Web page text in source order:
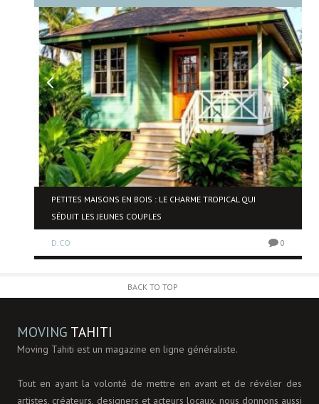
PETITES MAISONS EN BOIS : LE CHARME TROPICAL QUI
SÉDUIT LES JEUNES COUPLES
D.CO 0
BACK TO TOP
MOVING TAHITI
Moving Tahiti est un magazine en ligne généraliste.
Tout en ayant la volonté de mettre en avant et de révéler des
artistes, créateurs, designers et acteurs locaux, nous donnons aussi